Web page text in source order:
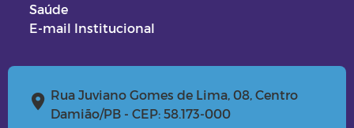
Saúde
E-mail Institucional
Rua Juviano Gomes de Lima, 08, Centro
Damião/PB - CEP: 58.173-000